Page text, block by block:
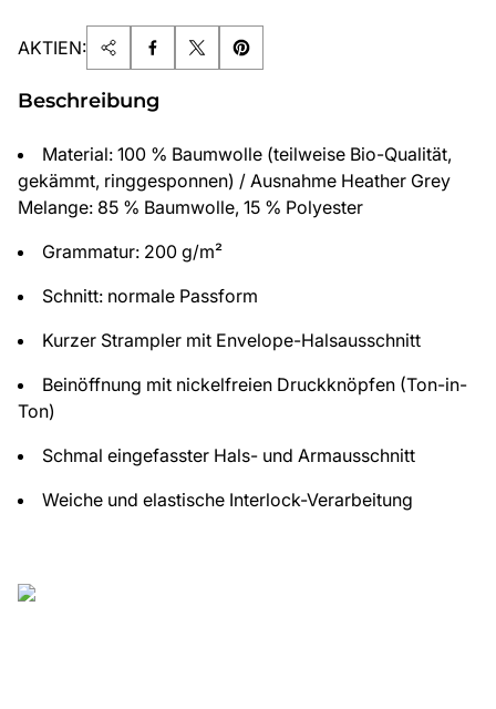
AKTIEN:
Beschreibung
Material: 100 % Baumwolle (teilweise Bio-Qualität,
gekämmt, ringgesponnen) / Ausnahme Heather Grey
Melange: 85 % Baumwolle, 15 % Polyester
Grammatur: 200 g/m²
Schnitt: normale Passform
Kurzer Strampler mit Envelope-Halsausschnitt
Beinöffnung mit nickelfreien Druckknöpfen (Ton-in-
Ton)
Schmal eingefasster Hals- und Armausschnitt
Weiche und elastische Interlock-Verarbeitung